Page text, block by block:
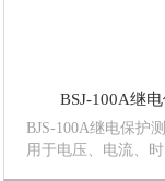
BSJ-100A继
BJS-100A继电保护
用于电压、电流、